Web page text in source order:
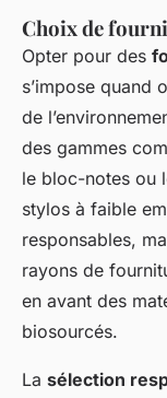
Choix de
Opter pour des
s’impose quand
de
des gammes
le bloc-notes ou
stylos à faible
responsables,
rayons de
en avant des
biosourcés.
La sélection